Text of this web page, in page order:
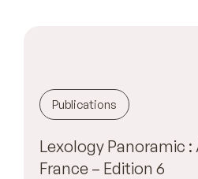
Publications
Lexology Panoramic :
France – Edition 6